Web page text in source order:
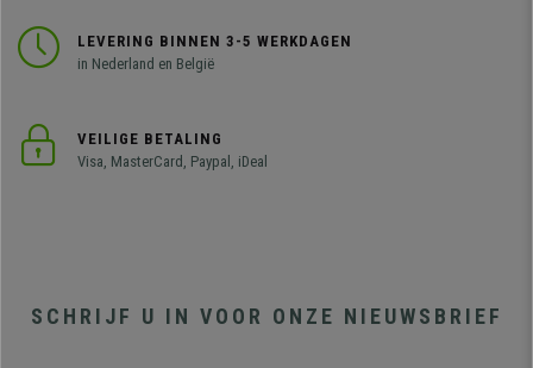
LEVERING BINNEN 3-5 WERKDAGEN
in Nederland en België
VEILIGE BETALING
Visa, MasterCard, Paypal, iDeal
SCHRIJF U IN VOOR ONZE NIEUWSBRIEF